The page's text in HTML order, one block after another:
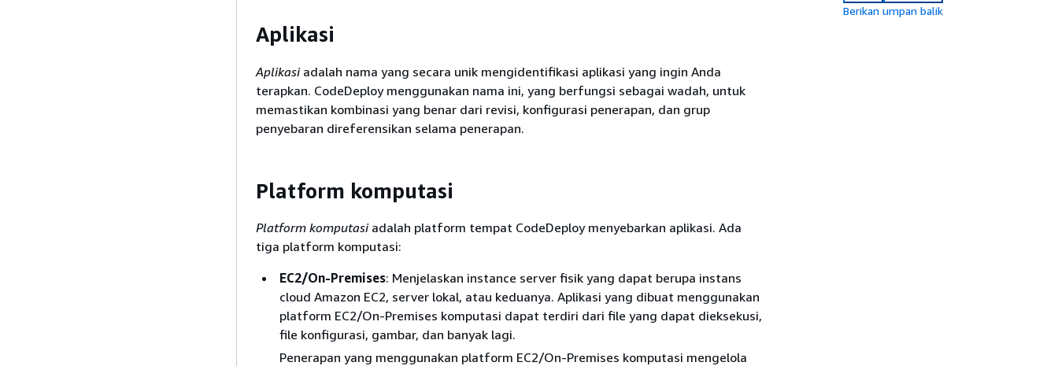
Aplikasi
Aplikasiadalah nama yang secara unik mengidentifikasi aplikasi yang ingin Anda
terapkan. CodeDeploy menggunakan nama ini, yang berfungsi sebagai wadah, untuk
memastikan kombinasi yang benar dari revisi, konfigurasi penerapan, dan grup
penyebaran direferensikan selama penerapan.
Platform komputasi
Platform komputasiadalah platform tempat CodeDeploy menyebarkan aplikasi. Ada
tiga platform komputasi:
EC2/On-Premises: Menjelaskan instance server fisik yang dapat berupa instans
cloud Amazon EC2, server lokal, atau keduanya. Aplikasi yang dibuat menggunakan
platform EC2/On-Premises komputasi dapat terdiri dari file yang dapat dieksekusi,
file konfigurasi, gambar, dan banyak lagi.
Penerapan yang menggunakan platform EC2/On-Premises komputasi mengelola
Berikan umpan balik